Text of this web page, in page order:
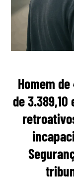
Homem
de